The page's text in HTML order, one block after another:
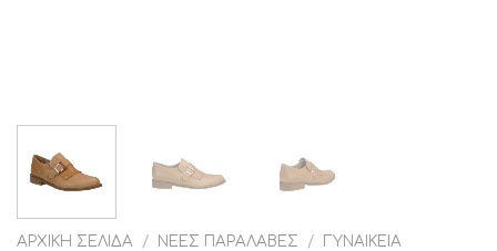
ΑΡΧΙΚΉ ΣΕΛΊΔΑ / ΝΈΕΣ ΠΑΡΑΛΑΒΈΣ /
ΓΥΝΑΙΚΕΊΑ